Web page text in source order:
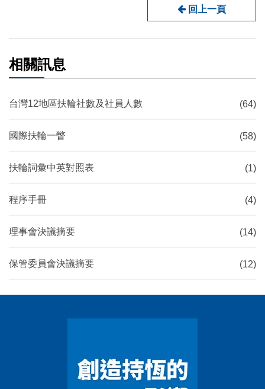
回上一頁
相關訊息
台灣12地區扶輪社數及社員人數 (64)
國際扶輪一瞥 (58)
扶輪詞彙中英對照表 (1)
程序手冊 (4)
理事會決議摘要 (14)
保管委員會決議摘要 (12)